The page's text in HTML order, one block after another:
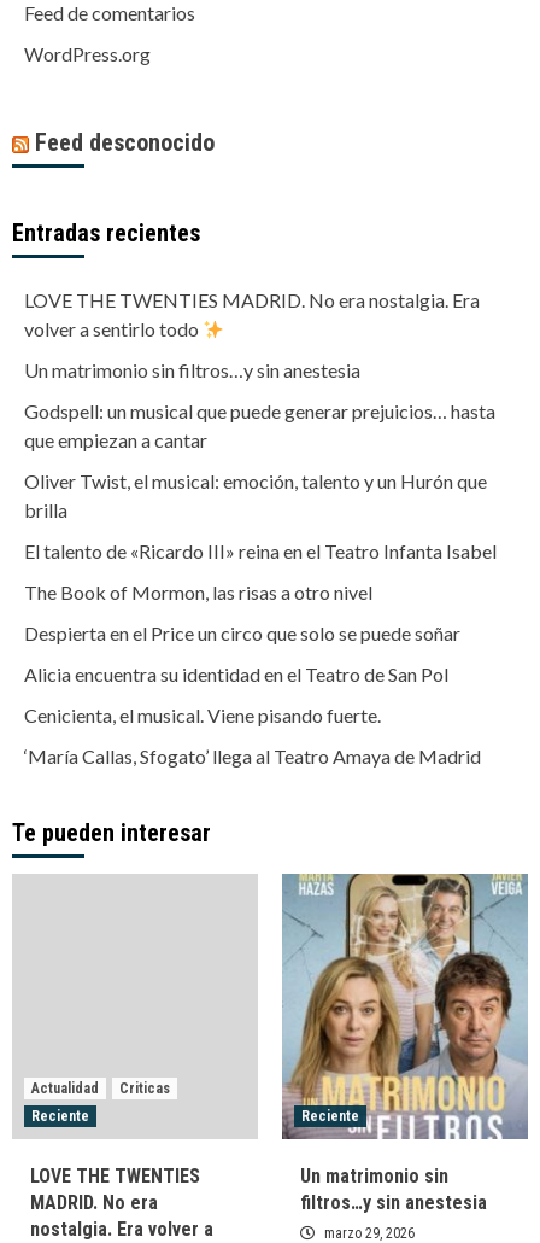
Feed de comentarios
WordPress.org
Feed desconocido
Entradas recientes
LOVE THE TWENTIES MADRID. No era nostalgia. Era
volver a sentirlo todo
Un matrimonio sin filtros…y sin anestesia
Godspell: un musical que puede generar prejuicios… hasta
que empiezan a cantar
Oliver Twist, el musical: emoción, talento y un Hurón que
brilla
El talento de «Ricardo III» reina en el Teatro Infanta Isabel
The Book of Mormon, las risas a otro nivel
Despierta en el Price un circo que solo se puede soñar
Alicia encuentra su identidad en el Teatro de San Pol
Cenicienta, el musical. Viene pisando fuerte.
‘María Callas, Sfogato’ llega al Teatro Amaya de Madrid
Te pueden interesar
Actualidad
Criticas
Reciente
LOVE THE TWENTIES
MADRID. No era
nostalgia. Era volver a
Reciente
Un matrimonio sin
filtros…y sin anestesia
marzo 29, 2026